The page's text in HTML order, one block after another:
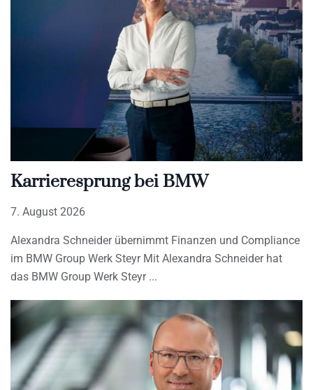
Karrieresprung bei BMW
7. August 2026
Alexandra Schneider übernimmt Finanzen und Compliance
im BMW Group Werk Steyr Mit Alexandra Schneider hat
das BMW Group Werk Steyr